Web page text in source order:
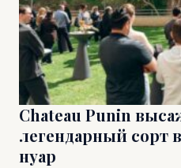
Chateau Punin
легендарный сорт
нуар